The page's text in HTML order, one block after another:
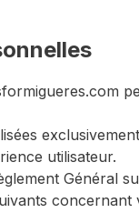
utilisateur.
Général